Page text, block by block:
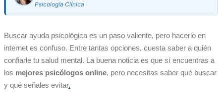
Psicología Clínica
Buscar ayuda psicológica es un paso valiente, pero hacerlo en
internet es confuso. Entre tantas opciones, cuesta saber a quién
confiarle tu salud mental. La buena noticia es que sí encuentras a
los mejores psicólogos online, pero necesitas saber qué buscar
y qué señales evitar.